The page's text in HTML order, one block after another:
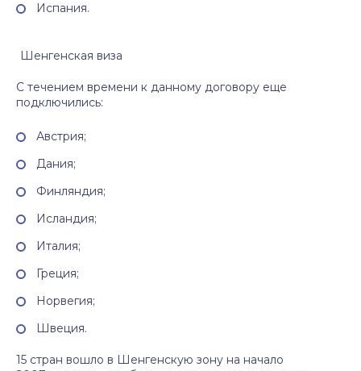
Испания.
Шенгенская виза
С течением времени к данному договору еще
подключились:
Австрия;
Дания;
Финляндия;
Исландия;
Италия;
Греция;
Норвегия;
Швеция.
15 стран вошло в Шенгенскую зону на начало